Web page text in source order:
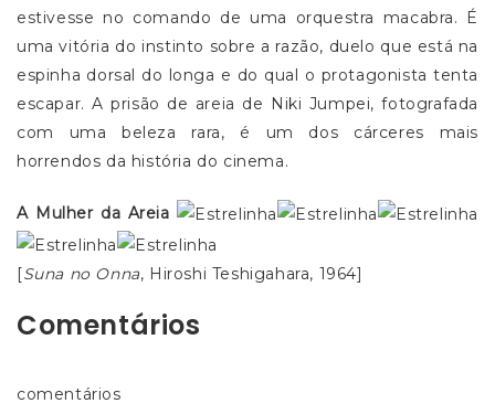
estivesse no comando de uma orquestra macabra. É
uma vitória do instinto sobre a razão, duelo que está na
espinha dorsal do longa e do qual o protagonista tenta
escapar. A prisão de areia de Niki Jumpei, fotografada
com uma beleza rara, é um dos cárceres mais
horrendos da história do cinema.
A Mulher da Areia
[Suna no Onna, Hiroshi Teshigahara, 1964]
Comentários
comentários